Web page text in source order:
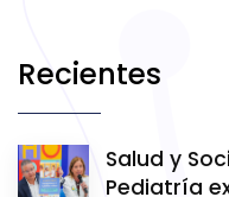
Recientes
Salud y
Pediatría